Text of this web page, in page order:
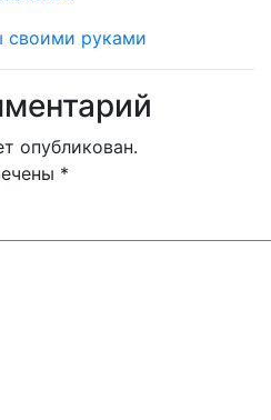
своими руками
опубликован.
*